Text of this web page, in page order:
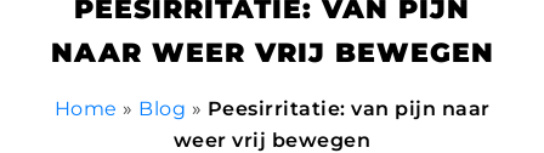
PEESIRRITATIE: VAN PIJN
NAAR WEER VRIJ BEWEGEN
Home » Blog » Peesirritatie: van pijn naar
weer vrij bewegen